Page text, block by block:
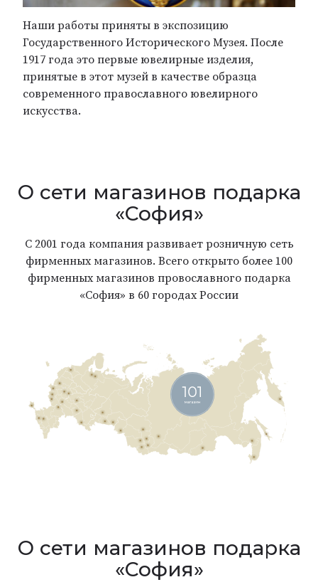
Наши работы приняты в экспозицию
Государственного Исторического Музея. После
1917 года это первые ювелирные изделия,
принятые в этот музей в качестве образца
современного православного ювелирного
искусства.
О сети магазинов подарка
«София»
С 2001 года компания развивает розничную сеть
фирменных магазинов. Всего открыто более 100
фирменных магазинов провославного подарка
«София» в 60 городах России
О сети магазинов подарка
«София»